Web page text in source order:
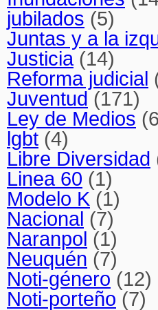
jubilados (5)
Juntas y a la
Justicia(14)
Reforma judicial
Juventud (171)
Ley de Medios
lgbt (4)
Libre Diversidad
Linea 60 (1)
Modelo K (1)
Nacional (7)
Naranpol (1)
Neuquén (7)
Noti-género (12)
Noti-porteño (7)